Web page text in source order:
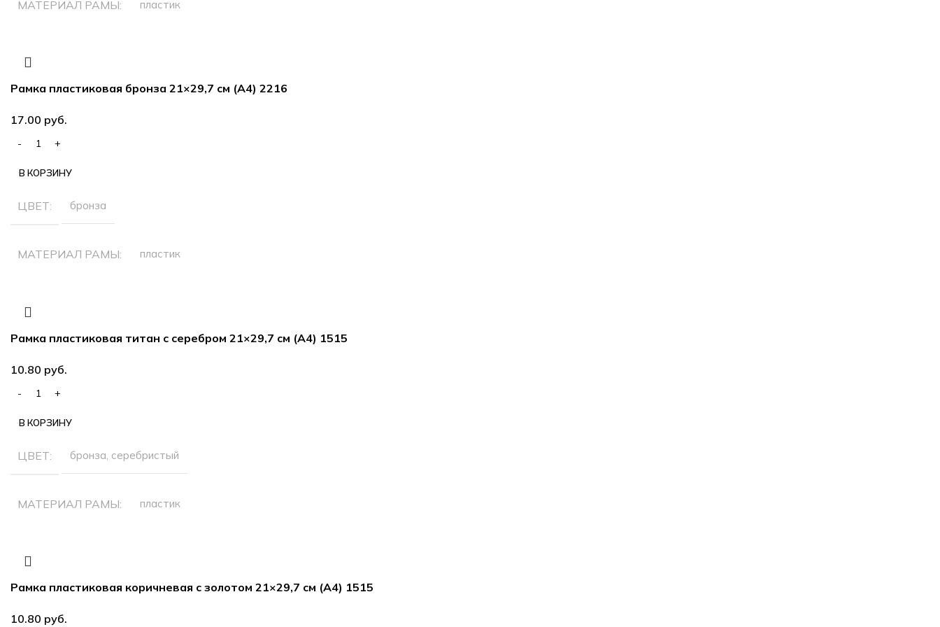
МАТЕРИАЛ РАМЫ пластик
Рамка пластиковая бронза 21×29,7 см (А4) 2216
руб.
В КОРЗИНУ
ЦВЕТ бронза
МАТЕРИАЛ РАМЫ пластик
Рамка пластиковая титан с серебром 21×29,7 см (А4) 1515
руб.
В КОРЗИНУ
ЦВЕТ бронза, серебристый
МАТЕРИАЛ РАМЫ пластик
Рамка пластиковая коричневая с золотом 21×29,7 см (А4) 1515
руб.